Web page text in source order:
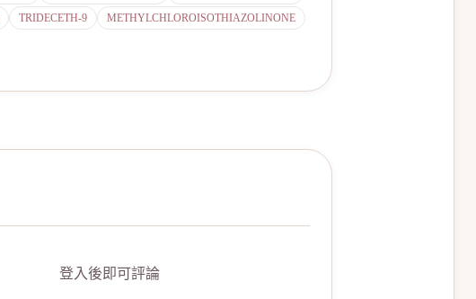
TRIDECETH-9
METHYLCHLOROISOTHIAZOLINONE
登入後即可評論